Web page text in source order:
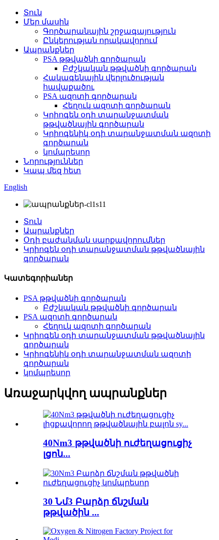
Տուն
Մեր մասին
Գործարանային շրջագայություն
Ընկերության որակավորում
Ապրանքներ
PSA թթվածնի գործարան
Բժշկական թթվածնի գործարան
Հակագենային վերլուծության
հավաքածու
PSA ազոտի գործարան
Հեղուկ ազոտի գործարան
Կրիոգեն օդի տարանջատման
թթվածնային գործարան
Կրիոգենիկ օդի տարանջատման ազոտի
գործարան
կոմպրեսոր
Նորություններ
Կապ մեզ հետ
English
Տուն
Ապրանքներ
Օդի բաժանման սարքավորումներ
Կրիոգեն օդի տարանջատման թթվածնային
գործարան
Կատեգորիաներ
PSA թթվածնի գործարան
Բժշկական թթվածնի գործարան
PSA ազոտի գործարան
Հեղուկ ազոտի գործարան
Կրիոգեն օդի տարանջատման թթվածնային
գործարան
Կրիոգենիկ օդի տարանջատման ազոտի
գործարան
կոմպրեսոր
Առաջարկվող ապրանքներ
40Nm3 թթվածնի ուժեղացուցիչ
լցոն...
30 Նմ3 Բարձր ճնշման
թթվածին ...